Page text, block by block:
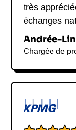
très
échanges
Andrée-
Chargée de